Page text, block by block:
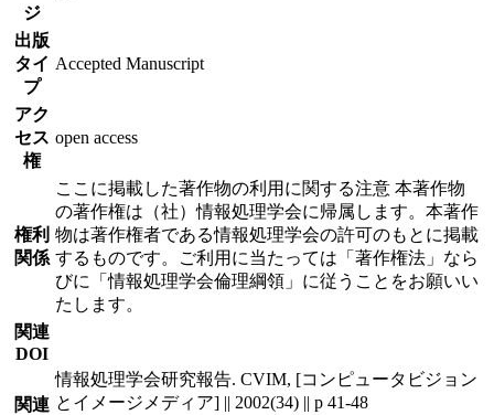
ジ
出版
タイ
プ
Accepted Manuscript
アク
セス
権
open access
権利
関係
ここに掲載した著作物の利用に関する注意 本著作物
の著作権は（社）情報処理学会に帰属します。本著作
物は著作権者である情報処理学会の許可のもとに掲載
するものです。ご利用に当たっては「著作権法」なら
びに「情報処理学会倫理綱領」に従うことをお願いい
たします。
関連
DOI
関連
情報処理学会研究報告. CVIM, [コンピュータビジョン
とイメージメディア] || 2002(34) || p 41-48